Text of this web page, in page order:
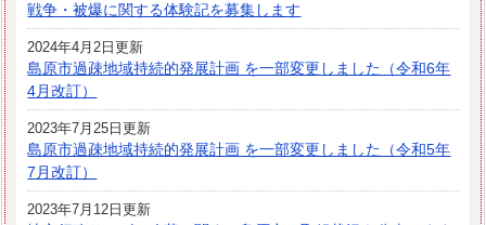
戦争・被爆に関する体験記を募集します
2024年4月2日更新
島原市過疎地域持続的発展計画 を一部変更しました（令和6年
4月改訂）
2023年7月25日更新
島原市過疎地域持続的発展計画 を一部変更しました（令和5年
7月改訂）
2023年7月12日更新